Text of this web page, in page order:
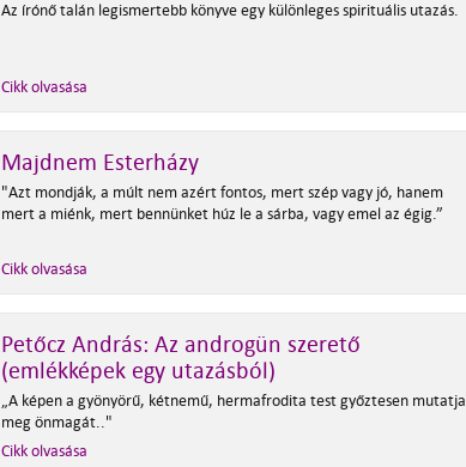
Az írónő talán legismertebb könyve egy különleges spirituális utazás.
Cikk olvasása
Majdnem Esterházy
"Azt mondják, a múlt nem azért fontos, mert szép vagy jó, hanem
mert a miénk, mert bennünket húz le a sárba, vagy emel az égig.”
Cikk olvasása
Petőcz András: Az androgün szerető
(emlékképek egy utazásból)
„A képen a gyönyörű, kétnemű, hermafrodita test győztesen mutatja
meg önmagát.."
Cikk olvasása